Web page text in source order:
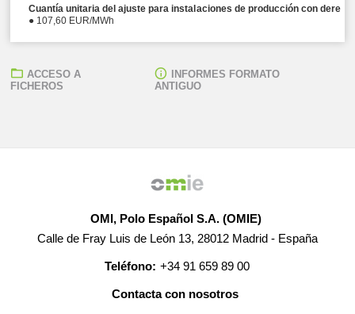
Cuantía unitaria del ajuste para instalaciones de producción con
● 107,60 EUR/MWh
ACCESO A
FICHEROS
INFORMES FORMATO
ANTIGUO
OMI, Polo Español S.A. (OMIE)
Calle de Fray Luis de León 13, 28012 Madrid - España
Teléfono: +34 91 659 89 00
Contacta con nosotros